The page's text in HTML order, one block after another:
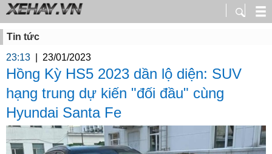
Tin tức
23:13
23/01/2023
Hồng Kỳ HS5 2023 dần lộ diện: SUV
hạng trung dự kiến "đối đầu" cùng
Hyundai Santa Fe